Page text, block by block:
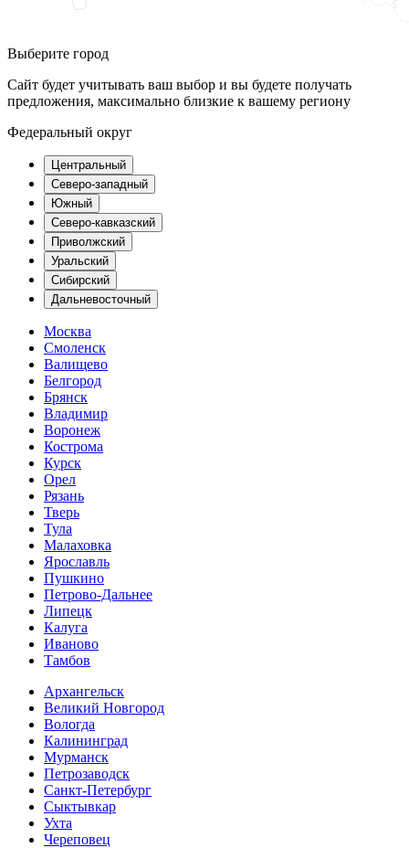
Выберите город
Сайт будет учитывать ваш выбор и вы будете получать
предложения, максимально близкие к вашему региону
Федеральный округ
Центральный
Северо-западный
Южный
Северо-кавказский
Приволжский
Уральский
Сибирский
Дальневосточный
Москва
Смоленск
Валищево
Белгород
Брянск
Владимир
Воронеж
Кострома
Курск
Орел
Рязань
Тверь
Тула
Малаховка
Ярославль
Пушкино
Петрово-Дальнее
Липецк
Калуга
Иваново
Тамбов
Архангельск
Великий Новгород
Вологда
Калининград
Мурманск
Петрозаводск
Санкт-Петербург
Сыктывкар
Ухта
Череповец